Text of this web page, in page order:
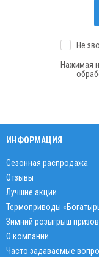
Не
Нажимая
ИНФОРМАЦИЯ
Сезонная распродажа
Отзывы
Лучшие акции
Термоприводы
Зимний розыгрыш призов
О компании
Часто задаваемые